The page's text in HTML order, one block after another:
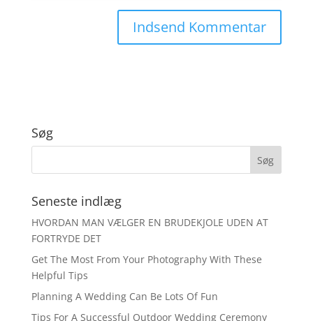
Søg
Seneste indlæg
HVORDAN MAN VÆLGER EN BRUDEKJOLE UDEN AT
FORTRYDE DET
Get The Most From Your Photography With These
Helpful Tips
Planning A Wedding Can Be Lots Of Fun
Tips For A Successful Outdoor Wedding Ceremony